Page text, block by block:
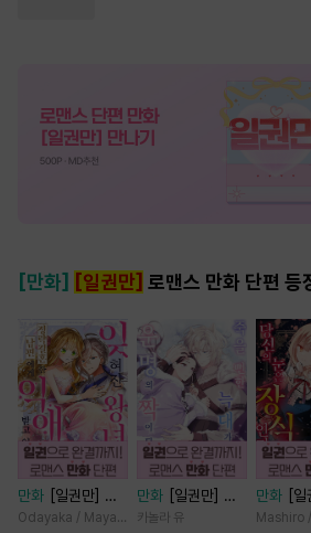
[만화] [일권만] 로맨스 만화 단편 등
만화
[일권만] 잊
혀진 왕녀지만 정
Odayaka / Maya Koike
만화
[일권만] 죽
을 뻔한 늑대가 운
카놀라 유
만화
[
례지만
Mashiro